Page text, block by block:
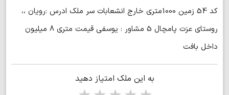
كد 54 زمين 1000متري خارج انشعابات سر ملك ادرس :رويان ،،
روستاي عزت پامچال 5 مشاور : يوسفي قيمت متري 8 ميليون
داخل بافت
به این ملک امتیاز دهید